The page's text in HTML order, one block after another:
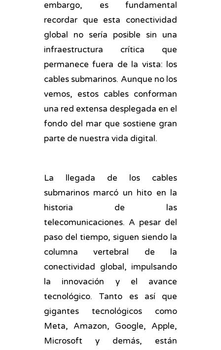
embargo, es fundamental
recordar que esta conectividad
global no sería posible sin una
infraestructura crítica que
permanece fuera de la vista: los
cables submarinos. Aunque no los
vemos, estos cables conforman
una red extensa desplegada en el
fondo del mar que sostiene gran
parte de nuestra vida digital.
La llegada de los cables
submarinos marcó un hito en la
historia de las
telecomunicaciones. A pesar del
paso del tiempo, siguen siendo la
columna vertebral de la
conectividad global, impulsando
la innovación y el avance
tecnológico. Tanto es así que
gigantes tecnológicos como
Meta, Amazon, Google, Apple,
Microsoft y demás, están